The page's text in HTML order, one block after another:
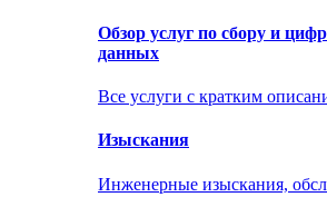
Обзор услуг по сбору и
данных
Все услуги с кратким
Изыскания
Инженерные изыскания,